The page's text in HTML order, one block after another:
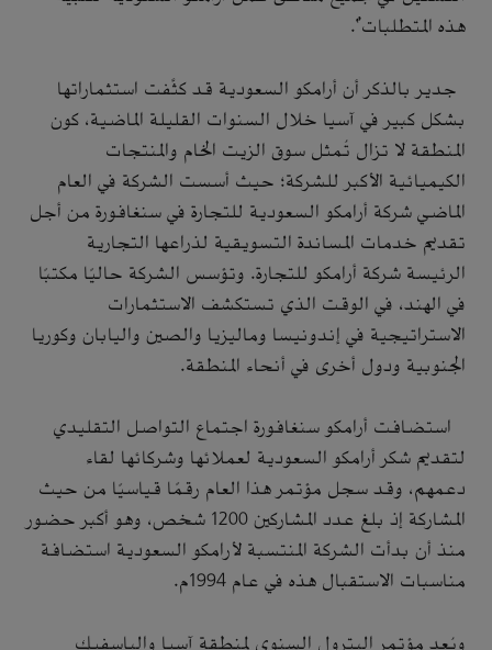
هذه المتطلبات".
جدير بالذكر أن أرامكو السعودية قد كثَّفت استثماراتها
بشكل كبير في آسيا خلال السنوات القليلة الماضية، كون
المنطقة لا تزال تُمثل سوق الزيت الخام والمنتجات
الكيميائية الأكبر للشركة؛ حيث أسست الشركة في العام
الماضي شركة أرامكو السعودية للتجارة في سنغافورة من أجل
تقديم خدمات المساندة التسويقية لذراعها التجارية
الرئيسة شركة أرامكو للتجارة. وتؤسس الشركة حاليًا مكتبًا
في الهند، في الوقت الذي تستكشف الاستثمارات
الاستراتيجية في إندونيسا وماليزيا والصين واليابان وكوريا
الجنوبية ودول أخرى في أنحاء المنطقة.
استضافت أرامكو سنغافورة اجتماع التواصل التقليدي
لتقديم شكر أرامكو السعودية لعملائها وشركائها لقاء
دعمهم، وقد سجل مؤتمر هذا العام رقمًا قياسيًا من حيث
المشاركة إذ بلغ عدد المشاركين 1200 شخص، وهو أكبر حضور
منذ أن بدأت الشركة المنتسبة لأرامكو السعودية استضافة
مناسبات الاستقبال هذه في عام 1994م.
ويُعد مؤتمر البترول السنوي لمنطقة آسيا والباسفيك